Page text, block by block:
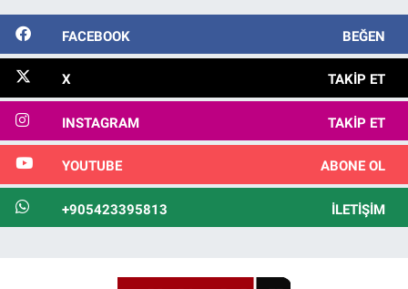
FACEBOOK BEĞEN
X TAKIP ET
INSTAGRAM TAKIP ET
YOUTUBE ABONE OL
+905423395813 İLETIŞIM